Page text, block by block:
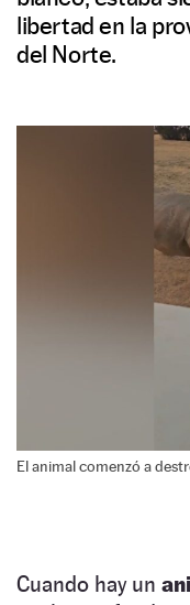
libertad en la
del Norte.
El animal comenzó a
Cuando hay un